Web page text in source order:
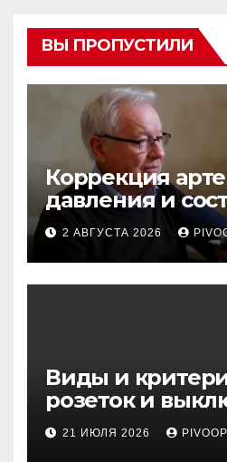
ВЫ ПРОПУСТИЛИ
Коррекция
давления и
сосудов в
инсульта
2 АВГУСТА 2026
Виды и
розеток и
21 ИЮЛЯ 2026